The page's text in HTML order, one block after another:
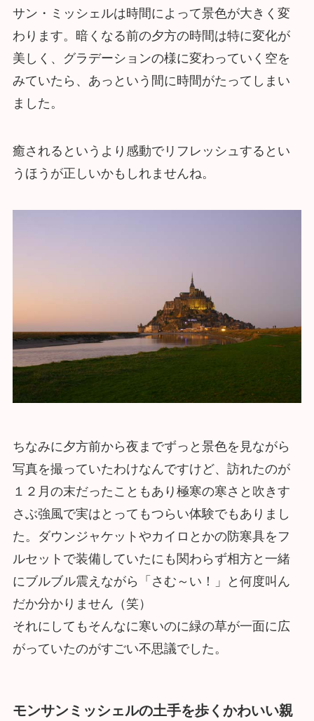
サン・ミッシェルは時間によって景色が大きく変
わります。暗くなる前の夕方の時間は特に変化が
美しく、グラデーションの様に変わっていく空を
みていたら、あっという間に時間がたってしまい
ました。
癒されるというより感動でリフレッシュするとい
うほうが正しいかもしれませんね。
ちなみに夕方前から夜までずっと景色を見ながら
写真を撮っていたわけなんですけど、訪れたのが
１２月の末だったこともあり極寒の寒さと吹きす
さぶ強風で実はとってもつらい体験でもありまし
た。ダウンジャケットやカイロとかの防寒具をフ
ルセットで装備していたにも関わらず相方と一緒
にブルブル震えながら「さむ～い！」と何度叫ん
だか分かりません（笑）
それにしてもそんなに寒いのに緑の草が一面に広
がっていたのがすごい不思議でした。
モンサンミッシェルの土手を歩くかわいい親